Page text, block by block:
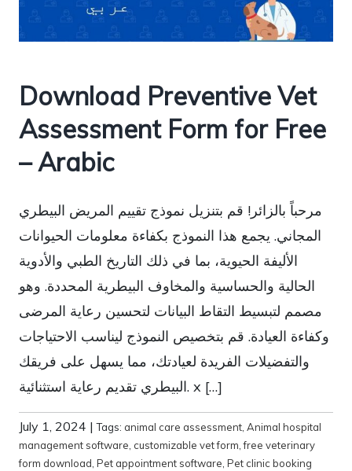
Download Preventive Vet
Assessment Form for Free
– Arabic
مرحباً بالزائر! قم بتنزيل نموذج تقييم المريض البيطري
المجاني. يجمع هذا النموذج بكفاءة معلومات الحيوانات
الأليفة الحيوية، بما في ذلك التاريخ الطبي والأدوية
الحالية والحساسية والمخاوف البيطرية المحددة. وهو
مصمم لتبسيط التقاط البيانات لتحسين رعاية المرضى
وكفاءة العيادة. قم بتخصيص النموذج ليناسب الاحتياجات
والتفضيلات الفريدة لعيادتك، مما يسهل على فريقك
البيطري تقديم رعاية استثنائية. x […]
July 1, 2024 |Tags: animal care assessment Animal hospital
management software customizable vet form ,free veterinary
form download Pet appointment software Pet clinic booking